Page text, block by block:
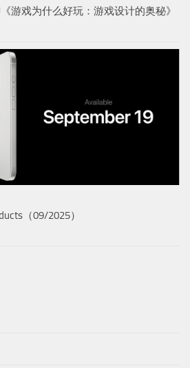
游戏为什么好玩：游戏设计的奥秘》
（09/2025）